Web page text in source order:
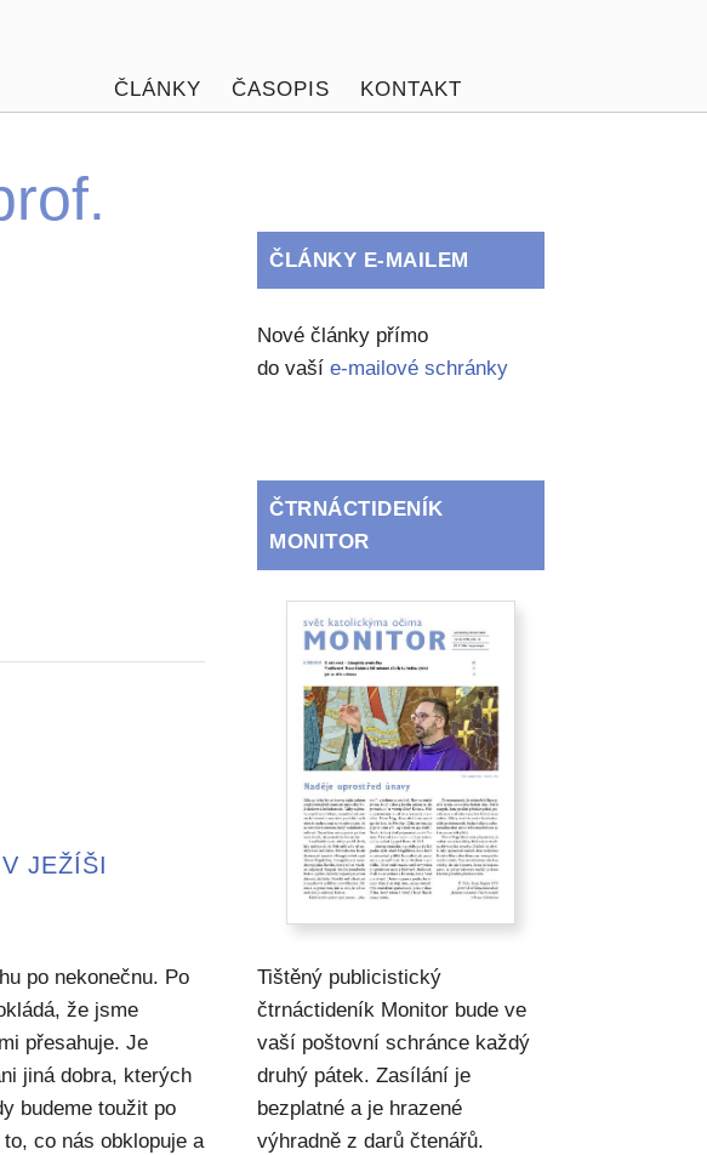
ČLÁNKY ČASOPIS KONTAKT
JEŽÍŠI
po nekonečnu. Po
že jsme
přesahuje. Je
jiná dobra, kterých
budeme toužit po
co nás obklopuje a
ČLÁNKY E-MAILEM
Nové články přímo
do vašíe-mailové schránky
ČTRNÁCTIDENÍK
MONITOR
Tištěný publicistický
čtrnáctideník Monitor bude ve
vaší poštovní schránce každý
druhý pátek. Zasílání je
bezplatné a je hrazené
výhradně z darů čtenářů.